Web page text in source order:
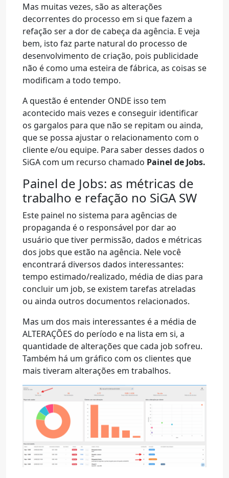
Mas muitas vezes, são as alterações
decorrentes do processo em si que fazem a
refação ser a dor de cabeça da agência. E veja
bem, isto faz parte natural do processo de
desenvolvimento de criação, pois publicidade
não é como uma esteira de fábrica, as coisas se
modificam a todo tempo.
A questão é entender ONDE isso tem
acontecido mais vezes e conseguir identificar
os gargalos para que não se repitam ou ainda,
que se possa ajustar o relacionamento com o
cliente e/ou equipe. Para saber desses dados o
SiGA com um recurso chamado Painel de Jobs.
Painel de Jobs: as métricas de
trabalho e refação no SiGA SW
Este painel no sistema para agências de
propaganda é o responsável por dar ao
usuário que tiver permissão, dados e métricas
dos jobs que estão na agência. Nele você
encontrará diversos dados interessantes:
tempo estimado/realizado, média de dias para
concluir um job, se existem tarefas atreladas
ou ainda outros documentos relacionados.
Mas um dos mais interessantes é a média de
ALTERAÇÕES do período e na lista em si, a
quantidade de alterações que cada job sofreu.
Também há um gráfico com os clientes que
mais tiveram alterações em trabalhos.